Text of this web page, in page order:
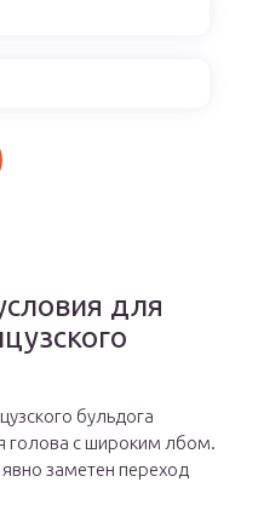
для
бульдога
голова с широким лбом.
заметен переход